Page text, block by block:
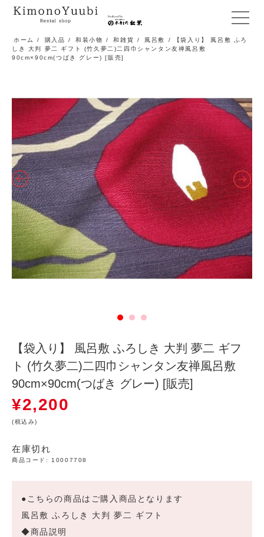
メ
ニ
ホーム / 購入品 / 和装小物 / 和雑貨 / 風呂敷
/ 【袋入り】 風呂敷 ふろ
しき 大判 夢二 ギフト (竹久夢二)二四巾シャンタン友禅風呂敷
90cm×90cm(つばき グレー) [販売]
【袋入り】 風呂敷 ふろしき 大判 夢二 ギフ
ト (竹久夢二)二四巾シャンタン友禅風呂敷
90cm×90cm(つばき グレー) [販売]
¥2,200
(税込み)
在庫切れ
商品コード: 10007708
●こちらの商品はご購入商品となります
風呂敷 ふろしき 大判 夢二 ギフト
◆商品説明